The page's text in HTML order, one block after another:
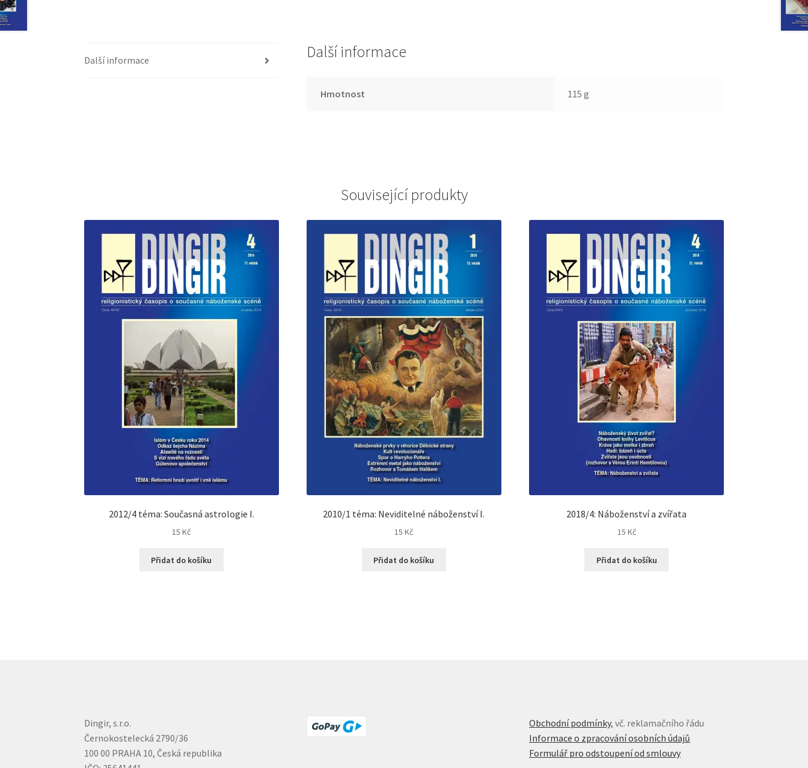
Další informace Další informace
Hmotnost 115 g
Související produkty
2012/4 téma: Současná astrologie I.
15Kč
Přidat do košíku
2010/1 téma: Neviditelné náboženství I.
15Kč
Přidat do košíku
2018/4: Náboženství a zvířata
15 Kč
Přidat do košíku
Dingir, s.r.o.
Černokostelecká 2790/36
100 00 PRAHA 10, Česká republika
Obchodní podmínky, vč. reklamačního řádu
Informace o zpracování osobních údajů
Formulář pro odstoupení od smlouvy